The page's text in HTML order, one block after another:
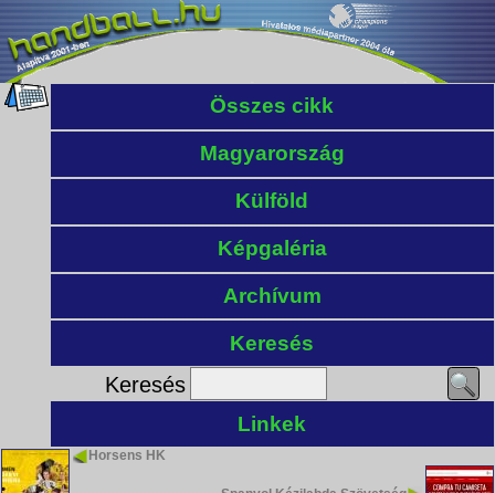
Összes cikk
Magyarország
Külföld
Képgaléria
Archívum
Keresés
Keresés
Linkek
Horsens HK